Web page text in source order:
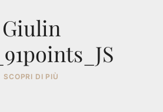
Giulin
SCOPRI DI PIÙ